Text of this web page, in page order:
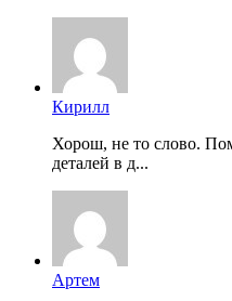
Кирилл
Хорош, не то слово.
деталей в д...
Артем